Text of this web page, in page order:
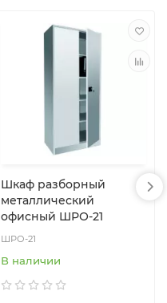
Шкаф разборный
металлический
офисный ШРО-21
ШРО-21
В наличии